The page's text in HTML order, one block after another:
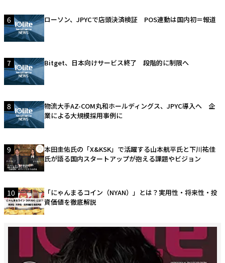
6 ローソン、JPYCで店頭決済検証 POS連動は国内初＝報道
7 Bitget、日本向けサービス終了 段階的に制限へ
8
物流大手AZ-COM丸和ホールディングス、JPYC導入へ 企
業による大規模採用事例に
9
本田圭佑氏の「X&KSK」で活躍する山本航平氏と下川祐佳
氏が語る国内スタートアップが抱える課題やビジョン
10
「にゃんまるコイン（NYAN）」とは？実用性・将来性・投
資価値を徹底解説